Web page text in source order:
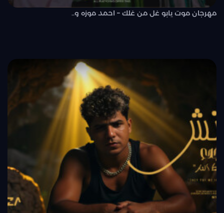
مهرجان موت يابو غل من غلك – احمد موزه و..